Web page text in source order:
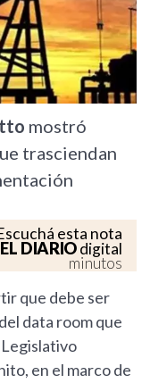
mostró
trasciendan
esta nota
EL DIARIOdigital
minutos
que debe ser
data room que
en el marco de